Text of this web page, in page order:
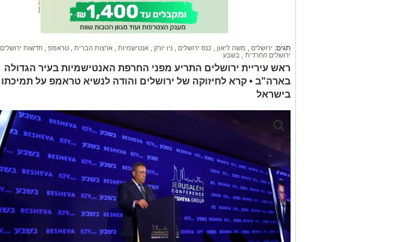
תגים: ירושלים משה ליאון כנס ירושלים ניו יורק אנטישמיות ארצות הברית טראמפ חדשות ירושלים
ירושלים החרדית
בשבע
ראש עיריית ירושלים התריע מפני החרפת האנטישמיות בעיר הגדולה
בארה"ב • קרא לחיזוקה של ירושלים והודה לנשיא טראמפ על תמיכתו
בישראל